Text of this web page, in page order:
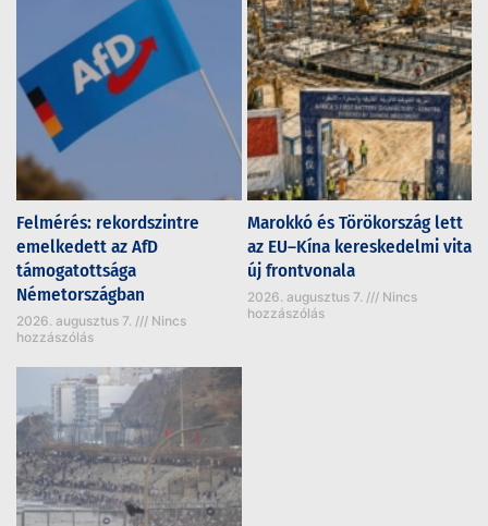
Felmérés: rekordszintre
emelkedett az AfD
támogatottsága
Németországban
2026. augusztus 7.
Nincs
hozzászólás
Marokkó és Törökország lett
az EU–Kína kereskedelmi vita
új frontvonala
2026. augusztus 7.
Nincs
hozzászólás